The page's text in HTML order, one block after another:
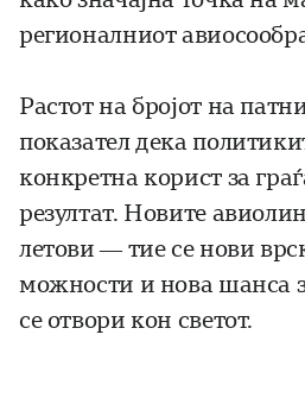
регионалниот
Растот на бројот на
показател дека
конкретна корист за
резултат. Новите
летови — тие се нови
можности и нова шанса
се отвори кон светот.